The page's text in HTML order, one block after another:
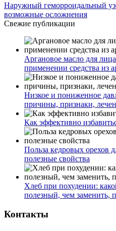
Наружный геморроидальный
возможные осложнения
Свежие публикации
Аргановое масло для
применении средства из
Низкое и пониженное
причины, признаки,
Как эффективно
Польза кедровых орехов
полезные свойства
Хлеб при похудении:
полезный, чем заменить,
Контакты